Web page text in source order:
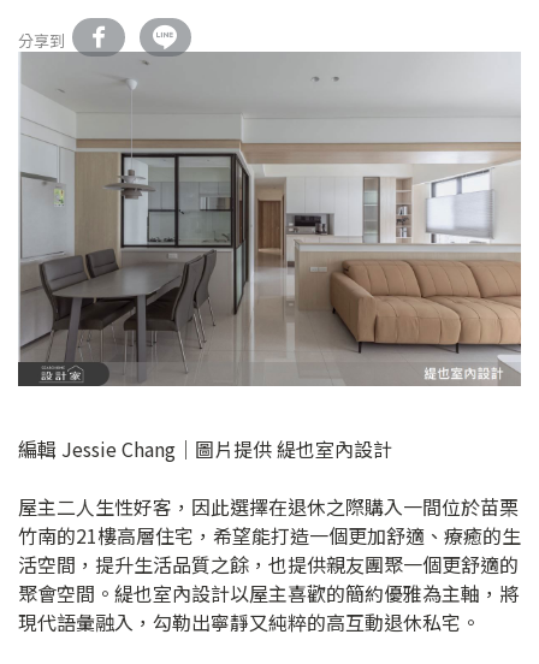
分享到
編輯 Jessie Chang｜圖片提供 緹也室內設計
屋主二人生性好客，因此選擇在退休之際購入一間位於苗栗
竹南的21樓高層住宅，希望能打造一個更加舒適、療癒的生
活空間，提升生活品質之餘，也提供親友團聚一個更舒適的
聚會空間。緹也室內設計以屋主喜歡的簡約優雅為主軸，將
現代語彙融入，勾勒出寧靜又純粹的高互動退休私宅。